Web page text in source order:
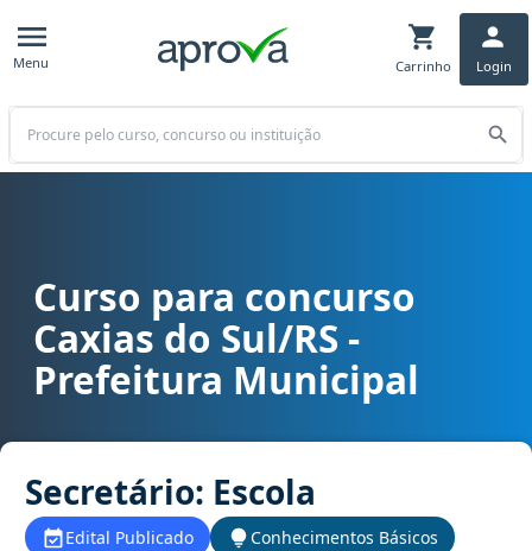
Menu Carrinho Login
Buscar
Curso para concurso Caxias do Sul/RS - Prefeitura Municipal
Curso para concurso
Caxias do Sul/RS -
Prefeitura Municipal
Secretário: Escola
Edital Publicado
Conhecimentos Básicos